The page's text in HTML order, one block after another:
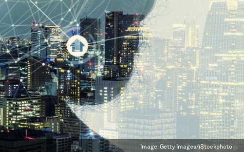
Image:Getty Images/iStockphoto